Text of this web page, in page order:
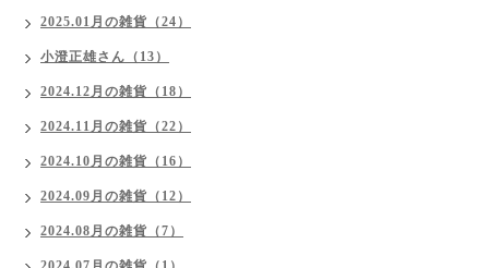
2025.01月の雑貨（24）
小澄正雄さん（13）
2024.12月の雑貨（18）
2024.11月の雑貨（22）
2024.10月の雑貨（16）
2024.09月の雑貨（12）
2024.08月の雑貨（7）